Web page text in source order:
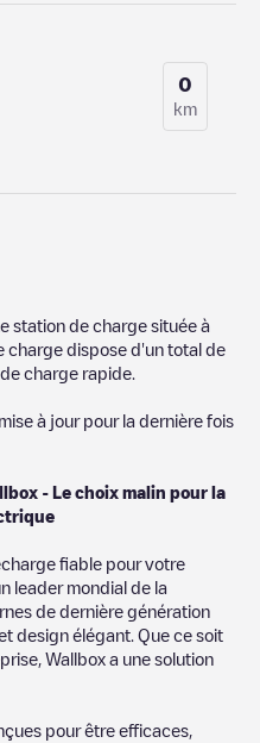
0
km
station de charge située à
charge dispose d'un total de
charge rapide.
à jour pour la dernière fois
- Le choix malin pour la
fiable pour votre
leader mondial de la
de dernière génération
design élégant. Que ce soit
Wallbox a une solution
pour être efficaces,